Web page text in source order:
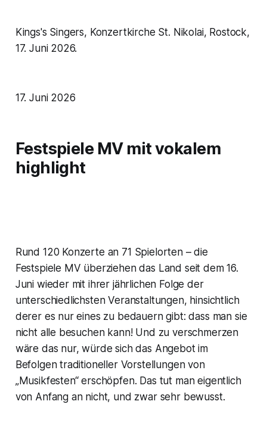
Kings's Singers, Konzertkirche St. Nikolai, Rostock,
17. Juni 2026.
17. Juni 2026
Festspiele MV mit vokalem
highlight
Rund 120 Konzerte an 71 Spielorten – die
Festspiele MV überziehen das Land seit dem 16.
Juni wieder mit ihrer jährlichen Folge der
unterschiedlichsten Veranstaltungen, hinsichtlich
derer es nur eines zu bedauern gibt: dass man sie
nicht alle besuchen kann! Und zu verschmerzen
wäre das nur, würde sich das Angebot im
Befolgen traditioneller Vorstellungen von
„Musikfesten“ erschöpfen. Das tut man eigentlich
von Anfang an nicht, und zwar sehr bewusst.